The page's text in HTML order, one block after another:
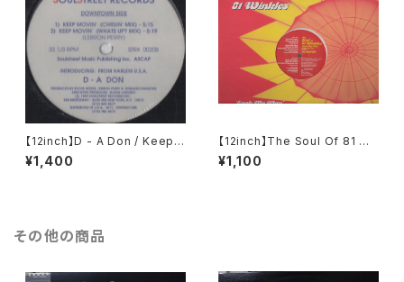
【12inch】D - A Don / Keep
Movin'
¥1,400
【12inch】The Soul Of 81 Wi
nkles / Look My Way (Mira
Pa 'Ca)
¥1,100
その他の商品